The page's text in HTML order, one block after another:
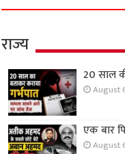
राज्य
20 साल
August
एक बार
August